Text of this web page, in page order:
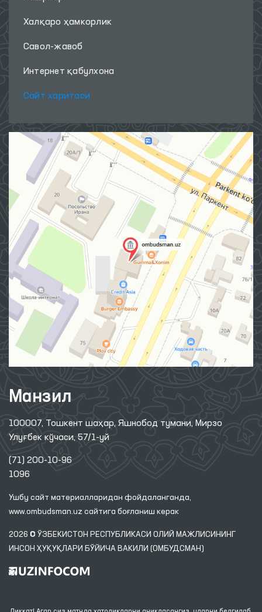
Халқаро ҳамкорлик
Савол-жавоб
Интернет қабулхона
Сайт харитаси
Манзил
100007, Тошкент шаҳар, Яшнобод тумани, Мирзо
Улуғбек кўчаси, 57/1-уй
(71) 200-10-96
1096
Ушбу сайт материалларидан фойдаланганда,
www.ombudsman.uz сайтига боғланиш керак
2026 © ЎЗБЕКИСТОН РЕСПУБЛИКАСИ ОЛИЙ МАЖЛИСИНИНГ
ИНСОН ҲУҚУҚЛАРИ БЎЙИЧА ВАКИЛИ (ОМБУДСМАН)